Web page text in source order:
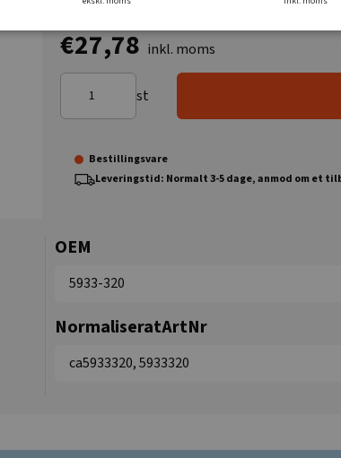
€27,78 inkl. moms
st
Bestillingsvare
Leveringstid: Normalt 3-5 dage, anmod om et
OEM
5933-320
NormaliseratArtNr
ca5933320, 5933320